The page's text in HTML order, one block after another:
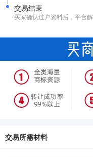
交易结束
买家确认过户资料后，平台
交易所需材料